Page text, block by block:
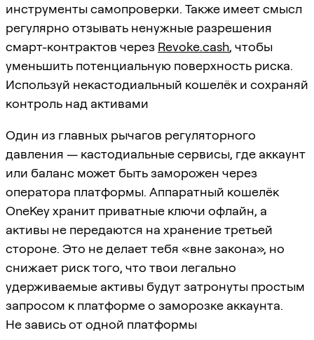
инструменты самопроверки. Также имеет смысл
регулярно отзывать ненужные разрешения
смарт-контрактов через Revoke.cash, чтобы
уменьшить потенциальную поверхность риска.
Используй некастодиальный кошелёк и сохраняй
контроль над активами
Один из главных рычагов регуляторного
давления — кастодиальные сервисы, где аккаунт
или баланс может быть заморожен через
оператора платформы. Аппаратный кошелёк
OneKey хранит приватные ключи офлайн, а
активы не передаются на хранение третьей
стороне. Это не делает тебя «вне закона», но
снижает риск того, что твои легально
удерживаемые активы будут затронуты простым
запросом к платформе о заморозке аккаунта.
Не завись от одной платформы